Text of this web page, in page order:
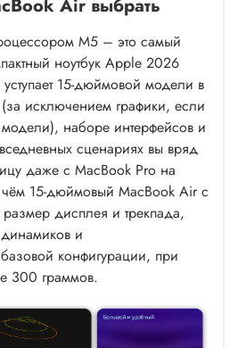
Air выбрать
M5 – это самый
ноутбук Apple 2026
15-дюймовой модели в
исключением графики, если
наборе интерфейсов и
сценариях вы вряд
даже с MacBook Pro на
15-дюймовый MacBook Air с
дисплея и трекпада,
динамиков и
конфигурации, при
300 граммов.